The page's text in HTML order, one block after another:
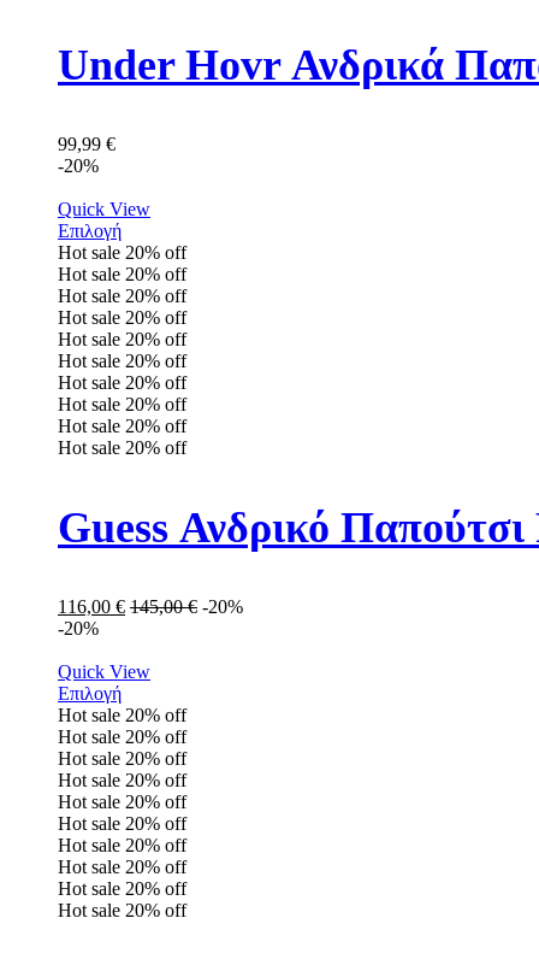
Under Hovr Ανδρικά
99,99 €
-20%
Quick View
Επιλογή
Hot sale 20% off
Hot sale 20% off
Hot sale 20% off
Hot sale 20% off
Hot sale 20% off
Hot sale 20% off
Hot sale 20% off
Hot sale 20% off
Hot sale 20% off
Hot sale 20% off
Guess Ανδρικό
116,00 € 145,00€ -20%
-20%
Quick View
Επιλογή
Hot sale 20% off
Hot sale 20% off
Hot sale 20% off
Hot sale 20% off
Hot sale 20% off
Hot sale 20% off
Hot sale 20% off
Hot sale 20% off
Hot sale 20% off
Hot sale 20% off